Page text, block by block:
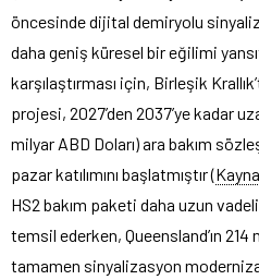
öncesinde dijital demiryolu
daha geniş küresel bir eğilimi
karşılaştırması için, Birleşik
projesi, 2027’den 2037’ye kadar
milyar ABD Doları) ara bakım
pazar katılımını başlatmıştır (
HS2 bakım paketi daha uzun
temsil ederken, Queensland’ın
tamamen sinyalizasyon